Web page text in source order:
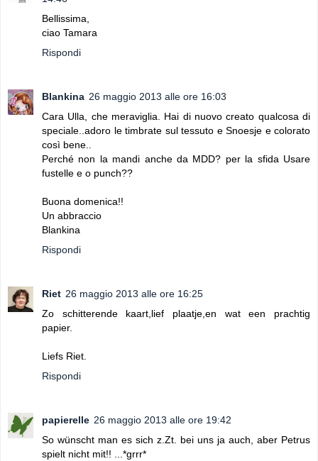
Bellissima,
ciao Tamara
Rispondi
Blankina 26 maggio 2013 alle ore 16:03
Cara Ulla, che meraviglia. Hai di nuovo creato qualcosa di
speciale..adoro le timbrate sul tessuto e Snoesje e colorato
così bene..
Perché non la mandi anche da MDD? per la sfida Usare
fustelle e o punch??
Buona domenica!!
Un abbraccio
Blankina
Rispondi
Riet 26 maggio 2013 alle ore 16:25
Zo schitterende kaart,lief plaatje,en wat een prachtig
papier.
Liefs Riet.
Rispondi
papierelle 26 maggio 2013 alle ore 19:42
So wünscht man es sich z.Zt. bei uns ja auch, aber Petrus
spielt nicht mit!! ...*grrr*